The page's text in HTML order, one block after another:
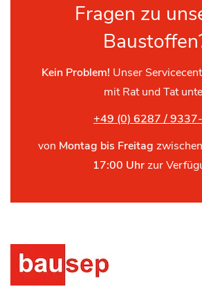
Fragen zu
Kein Problem! Unser
mit Rat und Tat
+49 (0) 6287 /
von Montag bis Freitag zwischen
17:00 Uhrzur